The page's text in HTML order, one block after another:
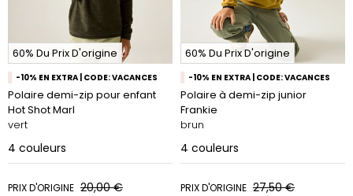
60% Du Prix D'origine
-10% EN EXTRA | CODE: VACANCES
Polaire demi-zip pour enfant
Hot Shot Marl
vert
4 couleurs
PRIX D'ORIGINE 20,00 €
60% Du Prix D'origine
-10% EN EXTRA | CODE: VACANCES
Polaire à demi-zip junior
Frankie
brun
4 couleurs
PRIX D'ORIGINE 27,50 €